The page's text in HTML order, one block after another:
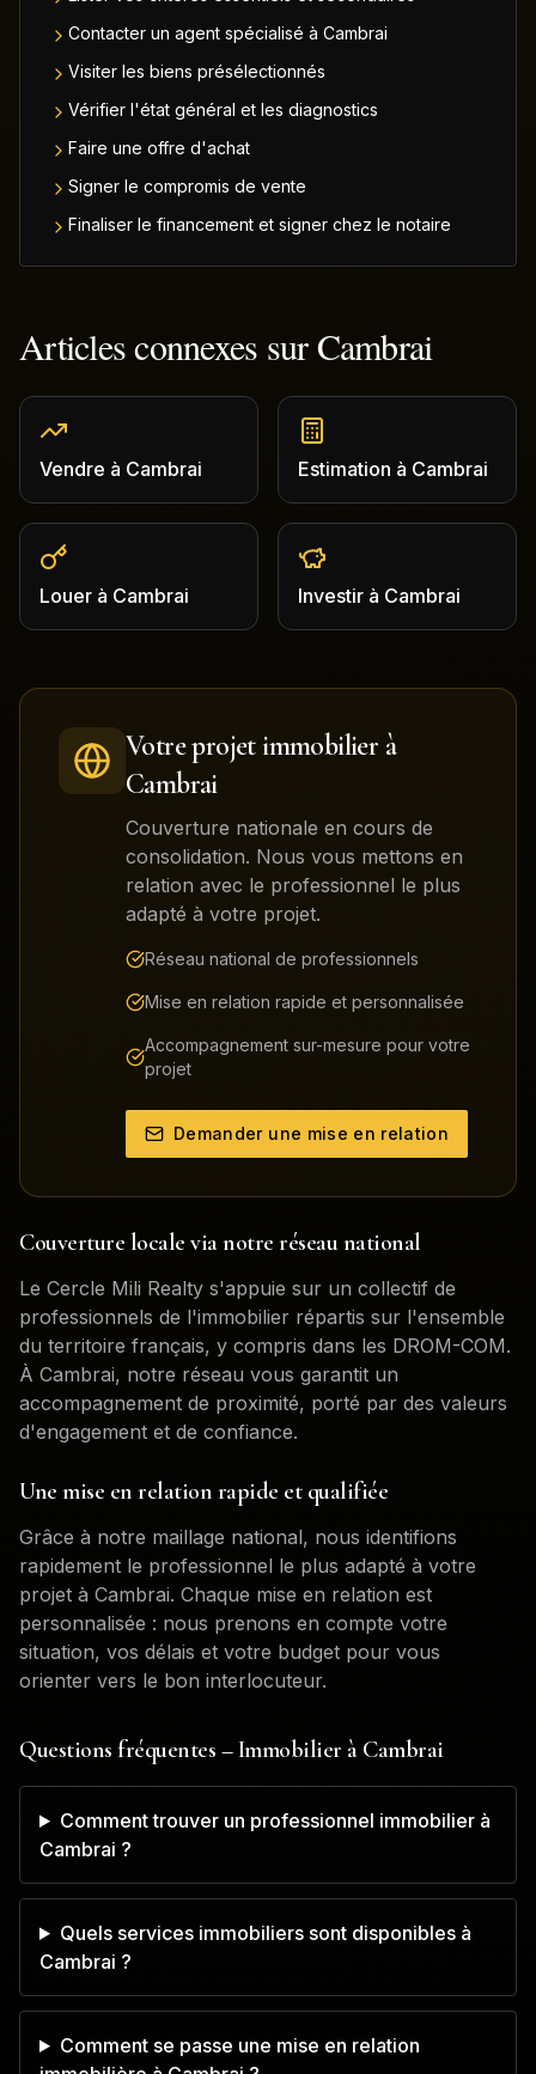
Contacter un agent spécialisé à Cambrai
Visiter les biens présélectionnés
Vérifier l'état général et les diagnostics
Faire une offre d'achat
Signer le compromis de vente
Finaliser le financement et signer chez le notaire
Articles connexes surCambrai
Vendre à Cambrai Estimation à Cambrai
Louer à Cambrai Investir à Cambrai
Votre projet immobilier à
Cambrai
Couverture nationale en cours de
consolidation. Nous vous mettons en
relation avec le professionnel le plus
adapté à votre projet.
Réseau national de professionnels
Mise en relation rapide et personnalisée
Accompagnement sur-mesure pour votre
projet
Demander une mise en relation
Couverture locale via notre réseau national
Le Cercle Mili Realty s'appuie sur un collectif de
professionnels de l'immobilier répartis sur l'ensemble
du territoire français, y compris dans les DROM-COM.
À Cambrai, notre réseau vous garantit un
accompagnement de proximité, porté par des valeurs
d'engagement et de confiance.
Une mise en relation rapide et qualifiée
Grâce à notre maillage national, nous identifions
rapidement le professionnel le plus adapté à votre
projet à Cambrai. Chaque mise en relation est
personnalisée : nous prenons en compte votre
situation, vos délais et votre budget pour vous
orienter vers le bon interlocuteur.
Questions fréquentes – Immobilier à Cambrai
Comment trouver un professionnel immobilier à
Cambrai ?
Quels services immobiliers sont disponibles à
Cambrai ?
Comment se passe une mise en relation